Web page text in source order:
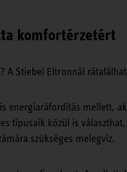
komfortérzetért
A Stiebel Eltronnál
mellett,
típusaik közül is
szükséges melegvíz.